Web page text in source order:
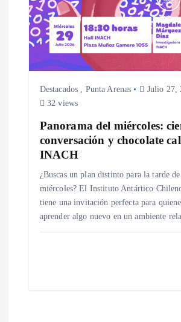
Destacados , Punta Arenas
Julio 27,
32 views
Panorama del miércoles:
conversación y chocolate
INACH
¿Buscas un plan distinto para la tarde de
miércoles? El Instituto Antártico
tiene una invitación perfecta para
aprender algo nuevo en un ambiente